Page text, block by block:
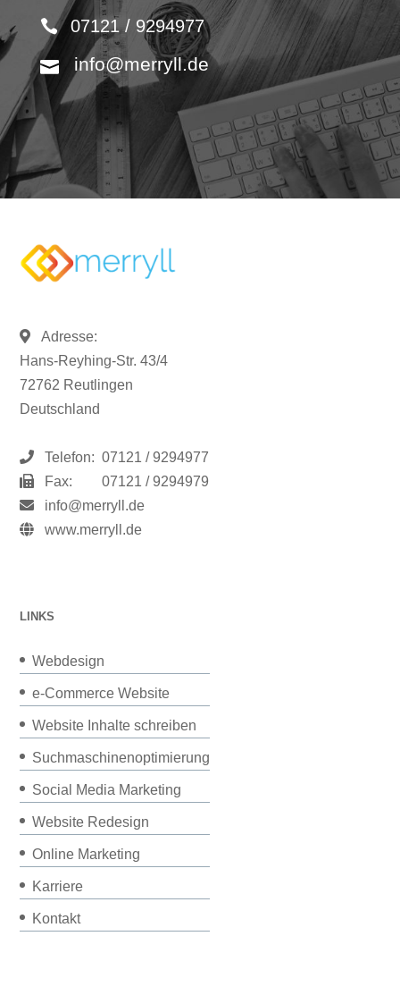
07121 / 9294977
info@merryll.de
Adresse:
Hans-Reyhing-Str. 43/4
72762 Reutlingen
Deutschland
Telefon: 07121 / 9294977
Fax:
07121 / 9294979
info@merryll.de
www.merryll.de
LINKS
Webdesign
e-Commerce Website
Website Inhalte schreiben
Suchmaschinenoptimierung
Social Media Marketing
Website Redesign
Online Marketing
Karriere
Kontakt